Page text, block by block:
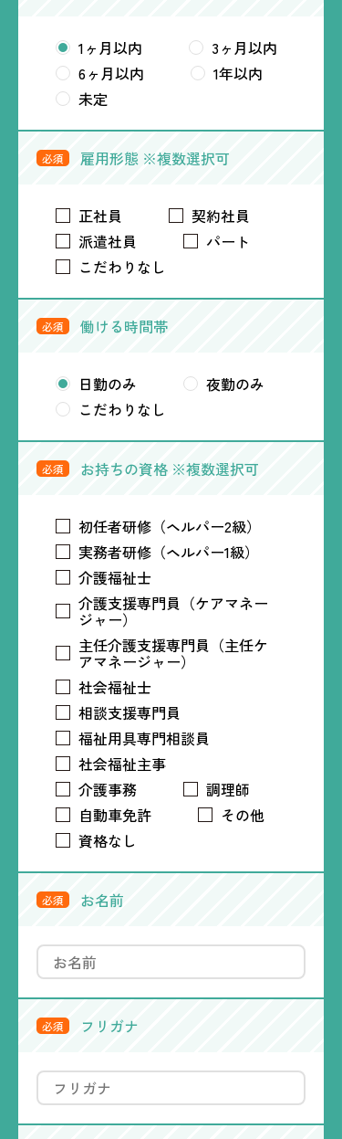
1ヶ月以内
3ヶ月以内
6ヶ月以内
1年以内
未定
必須 雇用形態 ※複数選択可
正社員
契約社員
派遣社員
パート
こだわりなし
必須 働ける時間帯
日勤のみ
夜勤のみ
こだわりなし
必須 お持ちの資格 ※複数選択可
初任者研修（ヘルパー2級）
実務者研修（ヘルパー1級）
介護福祉士
介護支援専門員（ケアマネー
ジャー）
主任介護支援専門員（主任ケ
アマネージャー）
社会福祉士
相談支援専門員
福祉用具専門相談員
社会福祉主事
介護事務
調理師
自動車免許
その他
資格なし
必須 お名前
必須 フリガナ